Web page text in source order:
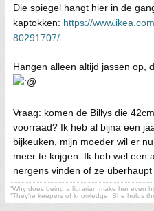
Die spiegel hangt hier in de
kaptokken: https://
80291707/
Hangen alleen altijd jassen op,
Vraag: komen de Billys die
voorraad? Ik heb al bijna een
bijkeuken, mijn moeder wil er
meer te krijgen. Ik heb wel een
nergens vinden of ze
"Why does being a librarian make her even
"They're keepers of knowledge. She holds